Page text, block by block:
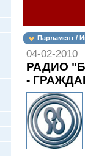
Парламент /
04-02-2010
РАДИО
-